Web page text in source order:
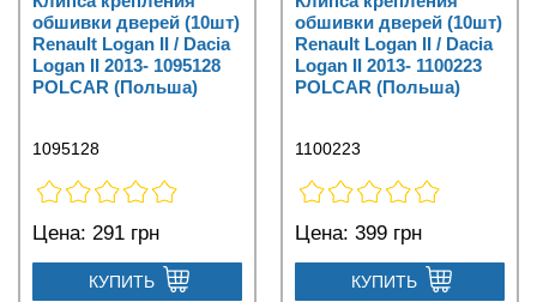
обшивки дверей (10шт)
Renault Logan II / Dacia
Logan II 2013- 1095128
POLCAR (Польша)
1095128
Цена: 291 грн
КУПИТЬ
обшивки дверей (10шт)
Renault Logan II / Dacia
Logan II 2013- 1100223
POLCAR (Польша)
1100223
Цена: 399 грн
КУПИТЬ